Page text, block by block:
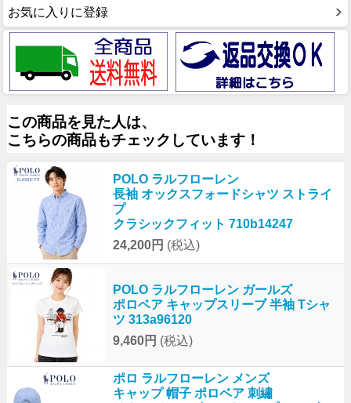
お気に入りに登録
この商品を見た人は、
こちらの商品もチェックしています！
POLO ラルフローレン
長袖 オックスフォードシャツ ストライ
プ
クラシックフィット 710b14247
24,200円 (税込)
POLO ラルフローレン ガールズ
ポロベア キャップスリーブ 半袖 Tシャ
ツ 313a96120
9,460円 (税込)
ポロ ラルフローレン メンズ
キャップ 帽子 ポロベア 刺繡